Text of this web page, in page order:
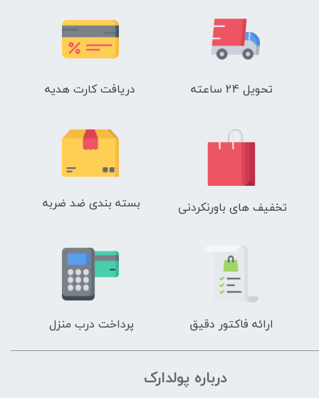
تحویل 24 ساعته دریافت کارت هدیه
تخفیف های باورنکردنی بسته بندی ضد ضربه
ارائه فاکتور دقیق پرداخت درب منزل
درباره پولدارک